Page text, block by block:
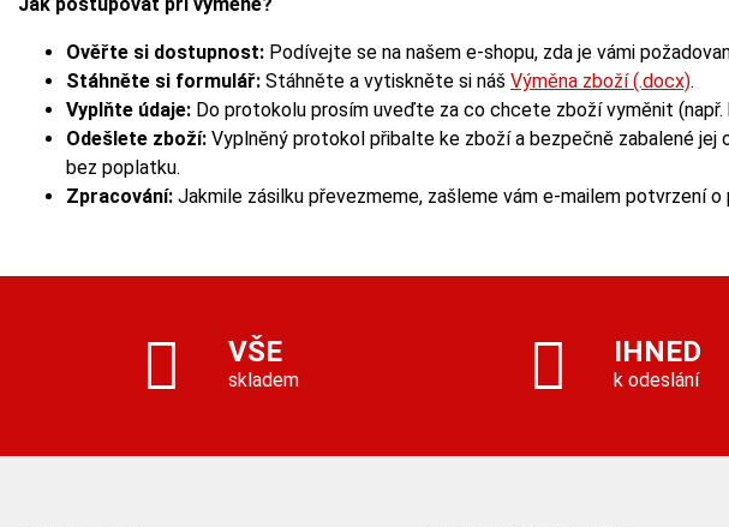
Ověřte si dostupnost: Podívejte se na našem e-shopu, zda je vámi
Stáhněte si formulář: Stáhněte a vytiskněte si náš Výměna zboží (.docx).
Vyplňte údaje: Do protokolu prosím uveďte za co chcete zboží vyměnit (např.
Odešlete zboží: Vyplněný protokol přibalte ke zboží a bezpečně zabalené jej
bez poplatku.
Zpracování: Jakmile zásilku převezmeme, zašleme vám e-mailem potvrzení o
VŠE
skladem
IHNED
k odeslání